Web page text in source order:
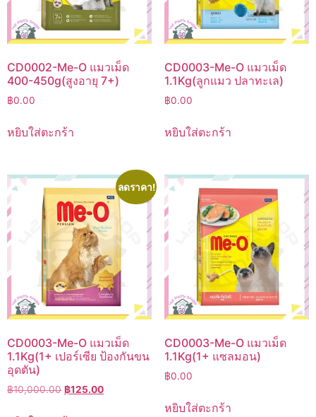
CD0002-Me-O แมวเม็ด
400-450g(สูงอายุ 7+)
฿0.00
หยิบใส่ตะกร้า
CD0003-Me-O แมวเม็ด
1.1Kg(ลูกแมว ปลาทะเล)
฿0.00
หยิบใส่ตะกร้า
ลดราคา!
CD0003-Me-O แมวเม็ด
1.1Kg(1+ เปอร์เซีย ป้องกันขน
อุดตัน)
฿10,000.00 Original
฿125.00Current
CD0003-Me-O แมวเม็ด
1.1Kg(1+ แซลมอน)
฿0.00
หยิบใส่ตะกร้า